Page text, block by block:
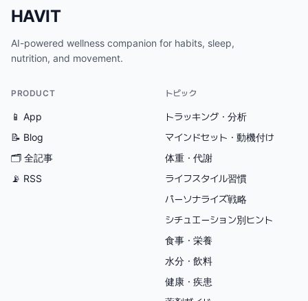
HAVIT
AI-powered wellness companion for habits, sleep,
nutrition, and movement.
PRODUCT
📱 App
📝 Blog
🗂 全記事
📡 RSS
トピック
トラッキング・分析
マインドセット・動機付け
体重・代謝
ライフスタイル習慣
パーソナライズ戦略
シチュエーション別ヒント
食事・栄養
水分・飲料
健康・疾患